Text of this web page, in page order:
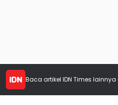
Baca artikel IDN Times lainnya